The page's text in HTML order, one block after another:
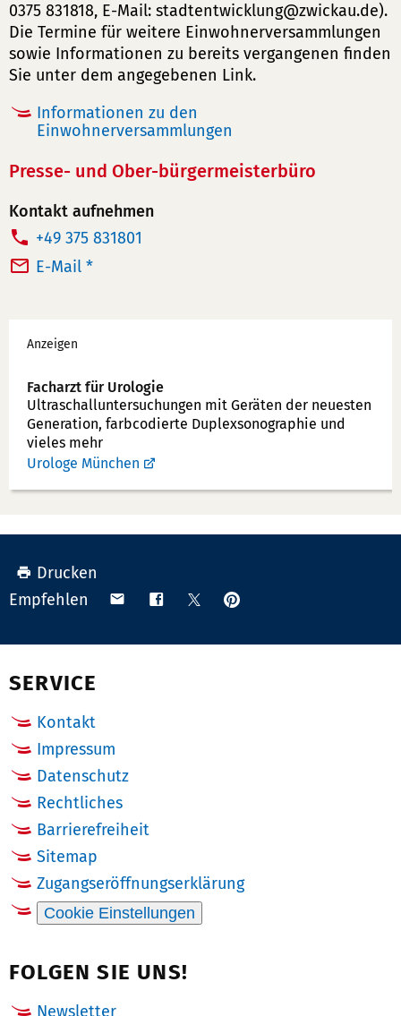
0375 831818, E-Mail: stadtentwicklung zwickau de).
Die Termine für weitere Einwohnerversammlungen
sowie Informationen zu bereits vergangenen finden
Sie unter dem angegebenen Link.
Informationen zu den
Einwohnerversammlungen
Presse- und Ober-bürgermeisterbüro
Kontakt aufnehmen
T
e
n
n
u
m
+49 375 831801
E-Mail *
Werbung
Anzeigen
Facharzt für Urologie
Ultraschallunter­suchungen mit Geräten der neuesten
Generation, farbcodierte Duplex­sonographie und
vieles mehr
Urologe München
Drucken
Empfehlen
Teilen Teilen TeilenAnpinnen
SERVICE
Kontakt
Impressum
Datenschutz
Rechtliches
Barrierefreiheit
Sitemap
Zugangseröffnungserklärung
Cookie Einstellungen
FOLGEN SIE UNS!
Newsletter